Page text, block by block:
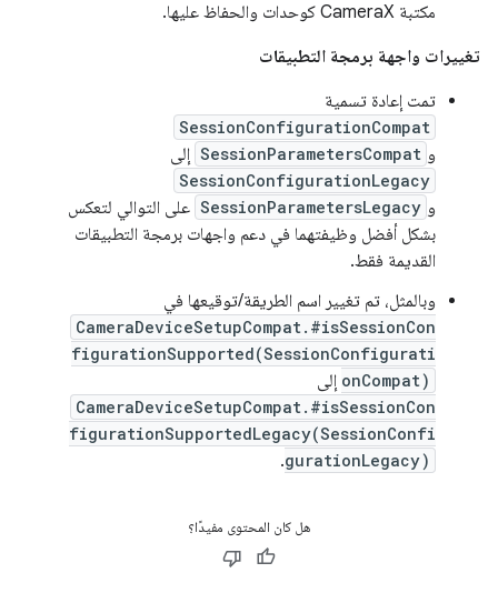
مكتبة CameraX كوحدات والحفاظ عليها.
تغييرات واجهة برمجة التطبيقات
تمت إعادة تسمية
SessionConfigurationCompat
و SessionParametersCompat إلى
SessionConfigurationLegacy
و SessionParametersLegacy على التوالي لتعكس
بشكل أفضل وظيفتهما في دعم واجهات برمجة التطبيقات
القديمة فقط.
وبالمثل، تم تغيير اسم الطريقة/توقيعها في
CameraDeviceSetupCompat.#isSessionCon
figurationSupported(SessionConfigurati
onCompat) إلى
CameraDeviceSetupCompat.#isSessionCon
figurationSupportedLegacy(SessionConfi
gurationLegacy)
.
هل كان المحتوى مفيدًا؟